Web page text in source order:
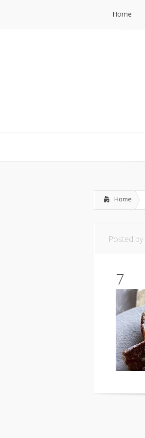
Home
Home
Posted by
7